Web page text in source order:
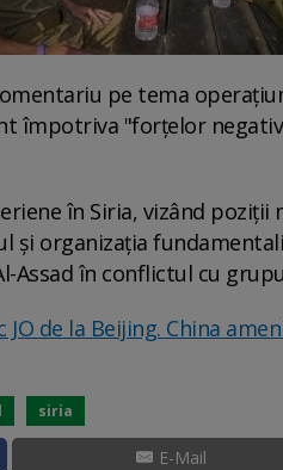
pe tema
împotriva "forţelor
în Siria, vizând
şi organizaţia
Assad în conflictul cu
de la Beijing. China
siria
E-Mail